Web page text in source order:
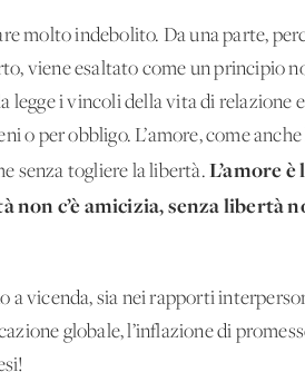
molto indebolito. Da una parte,
viene esaltato come un principio
i vincoli della vita di relazione
o per obbligo. L’amore, come
senza togliere la libertà. L’amore
c’è amicizia, senza libertà
a vicenda, sia nei rapporti
globale, l’inflazione di